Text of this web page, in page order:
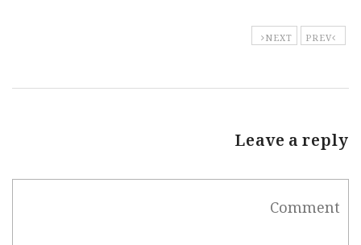
PREV
NEXT
Leave a reply